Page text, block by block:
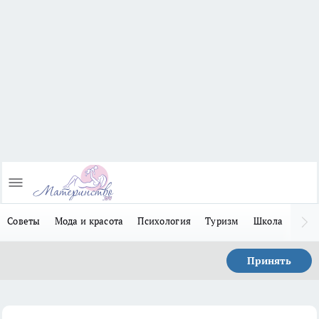
Советы Мода и красота Психология Туризм Школа
Принять